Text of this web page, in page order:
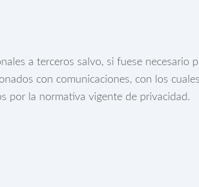
a terceros salvo, si fuese necesario
con comunicaciones, con los
por la normativa vigente de privacidad.